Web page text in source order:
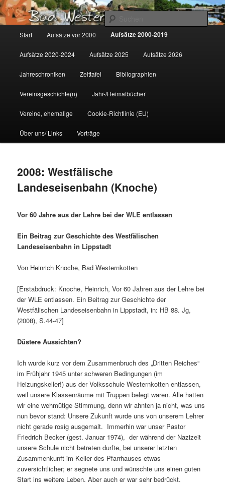
Zum
primären
Inhalt
springen
Gemeinsam für Bad Westernkotten
Start Aufsätze vor 2000 Aufsätze 2000-2019
Aufsätze 2020-2024 Aufsätze 2025 Aufsätze 2026
Jahreschroniken Zeittafel Bibliographien
Vereinsgeschichte(n) Jahr-/Heimatbücher
Vereine, ehemalige Cookie-Richtlinie (EU)
Über uns/ Links Vorträge
2008: Westfälische
Landeseisenbahn (Knoche)
Vor 60 Jahre aus der Lehre bei der WLE entlassen
Ein Beitrag zur Geschichte des Westfälischen
Landeseisenbahn in Lippstadt
Von Heinrich Knoche, Bad Westernkotten
[Erstabdruck: Knoche, Heinrich, Vor 60 Jahren aus der Lehre bei
der WLE entlassen. Ein Beitrag zur Geschichte der
Westfälischen Landeseisenbahn in Lippstadt, in: HB 88. Jg,
(2008), S.44-47]
Düstere Aussichten?
Ich wurde kurz vor dem Zusammenbruch des „Dritten Reiches“
im Frühjahr 1945 unter schweren Bedingungen (im
Heizungskeller!) aus der Volksschule Westernkotten entlassen,
weil unsere Klassenräume mit Truppen belegt waren. Alle hatten
wir eine wehmütige Stimmung, denn wir ahnten ja nicht, was uns
nun bevor stand: Unsere Zukunft wurde uns von unserem Lehrer
nicht gerade rosig ausgemalt. Immerhin war unser Pastor
Friedrich Becker (gest. Januar 1974), der während der Nazizeit
unsere Schule nicht betreten durfte, bei unserer letzten
Zusammenkunft im Keller des Pfarrhauses etwas
zuversichtlicher; er segnete uns und wünschte uns einen guten
Start ins weitere Leben. Aber auch er war sehr bedrückt.